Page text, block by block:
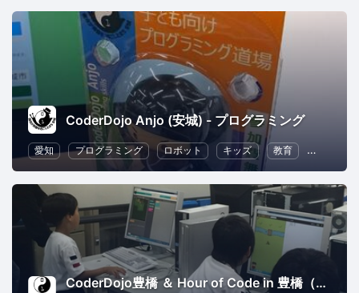
CoderDojo Anjo (安城) - プログラミング
愛知 プログラミング ロボット キッズ 教育 子育て
CoderDojo豊橋 ＆ Hour of Code in 豊橋（豊橋創造大学 今井ゼミプロジェクト）